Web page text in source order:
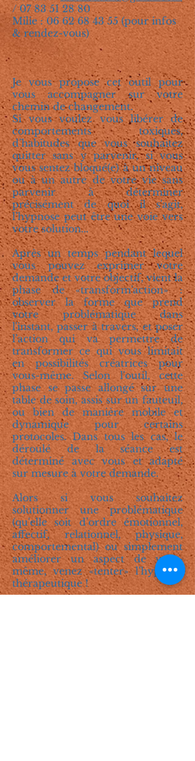
/07 83 51 28 80
Milie : 06 62 68 43 55 (pour infos
& rendez-vous)
Je vous propose cet outil pour
vous accompagner sur votre
chemin de changement.
Si vous voulez vous libérer de
comportements toxiques,
d’habitudes que vous souhaitez
quitter sans y parvenir, si vous
vous sentez bloqué(e) à un niveau
ou à un autre de votre vie sans
parvenir à déterminer
précisément de quoi il s'agit,
l’hypnose peut être une voie vers
votre solution...
Après un temps pendant lequel
vous pouvez exprimer votre
demande et votre objectif, vient la
phase de «transform'action» :
observer la forme que prend
votre problématique dans
l'instant, passer à travers, et poser
l’action qui va permettre de
transformer ce qui vous limitait
en possibilités créatrices pour
vous-même. Selon l'outil, cette
phase se passe allongé sur une
table de soin, assis sur un fauteuil,
ou bien de manière mobile et
dynamique pour certains
protocoles. Dans tous les cas, le
déroulé de la séance est
déterminé avec vous et adapté
sur mesure à votre demande.
Alors si vous souhaitez
solutionner une problématique
(qu'elle soit d’ordre émotionnel,
affectif, relationnel, physique,
comportemental) ou simplement
améliorer un aspect de vous-
même, venez «tenter» l’hypnose
thérapeutique !